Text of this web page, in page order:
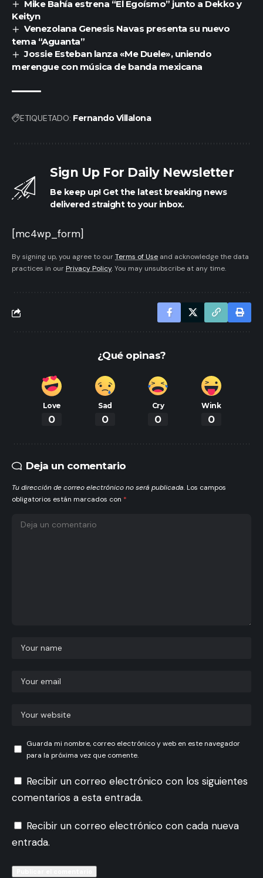
Mike Bahía estrena “El Egoísmo” junto a Dekko y
Keityn
Venezolana Genesis Navas presenta su nuevo
tema “Aguanta”
Jossie Esteban lanza «Me Duele», uniendo
merengue con música de banda mexicana
ETIQUETADO: Fernando Villalona
Sign Up For Daily Newsletter
Be keep up! Get the latest breaking news
delivered straight to your inbox.
[mc4wp_form]
By signing up, you agree to ourTerms of Use and acknowledge the data
practices in our Privacy Policy. You may unsubscribe at any time.
¿Qué opinas?
Love
0
Sad
0
Cry
0
Wink
0
Deja un comentario
Tu dirección de correo electrónico no será publicada. Los campos
obligatorios están marcados con *
Guarda mi nombre, correo electrónico y web en este navegador
para la próxima vez que comente.
Recibir un correo electrónico con los siguientes
comentarios a esta entrada.
Recibir un correo electrónico con cada nueva
entrada.